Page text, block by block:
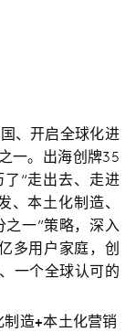
、开启全球化进
一。出海创牌35
“走出去、走进
、本土化制造、
之一”策略，深入
多用户家庭，创
一个全球认可的
造+本土化营销